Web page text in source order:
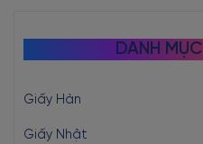
DANH
Giấy Hàn
Giấy Nhật